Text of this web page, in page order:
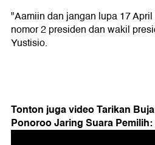
"Aamiin dan jangan lupa 17
nomor 2 presiden dan wakil
Yustisio.
Tonton juga video Tarikan
Ponoroo Jaring Suara Pemilih: